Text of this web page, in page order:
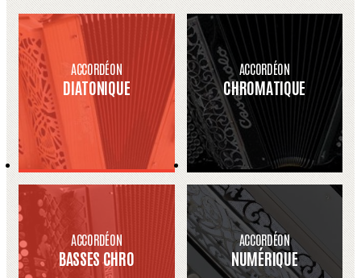
ACCORDÉON
DIATONIQUE
ACCORDÉON
CHROMATIQUE
ACCORDÉON
BASSES CHRO
ACCORDÉON
NUMÉRIQUE